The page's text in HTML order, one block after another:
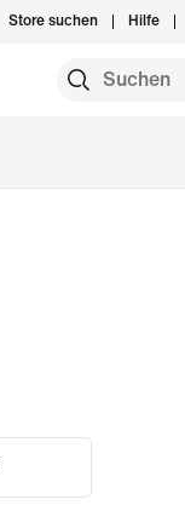
Store suchen Hilfe